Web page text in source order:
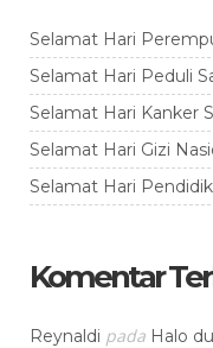
Selamat Hari
Selamat Hari Peduli
Selamat Hari Kanker
Selamat Hari Gizi
Selamat Hari
Komentar
Reynaldi pada Halo